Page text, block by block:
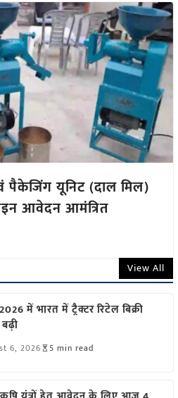
पैकेजिंग यूनिट (दाल मिल)
आवेदन आमंत्रित
View All
में भारत में ट्रैक्टर रिटेल बिक्री
6, 2026 5 min read